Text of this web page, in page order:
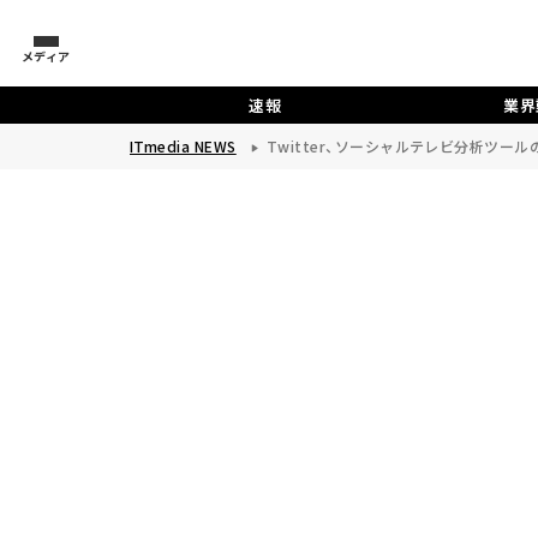
メディア
速報 業
ITmedia NEWS Twitter、ソーシャルテレビ分析ツー